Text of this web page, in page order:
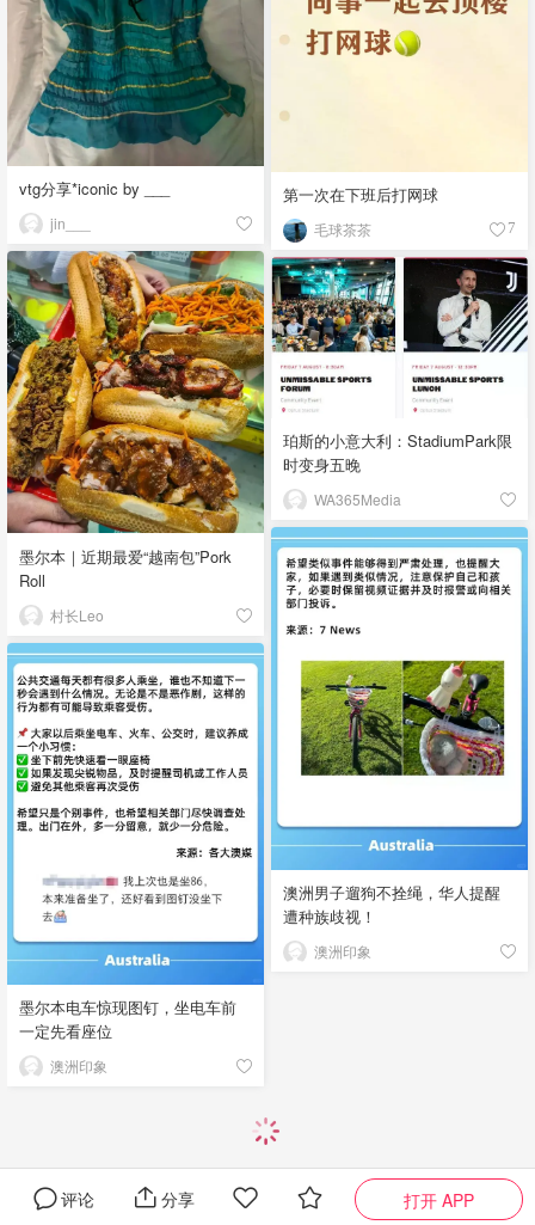
第一次在下班后打网球
毛球茶茶 7
vtg分享*iconic by ___
jin___
墨尔本｜近期最爱“越南包”Pork
Roll
村长Leo
珀斯的小意大利：StadiumPark限
时变身五晚
WA365Media
澳洲男子遛狗不拴绳，华人提醒
遭种族歧视！
澳洲印象
墨尔本电车惊现图钉，坐电车前
一定先看座位
澳洲印象
评论 分享 打开 APP